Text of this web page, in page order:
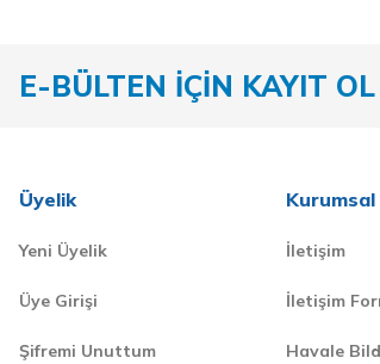
E-BÜLTEN İÇİN KAYIT OL
Üyelik
Yeni Üyelik
Üye Girişi
Şifremi Unuttum
Kurumsal
İletişim
İletişim
Havale